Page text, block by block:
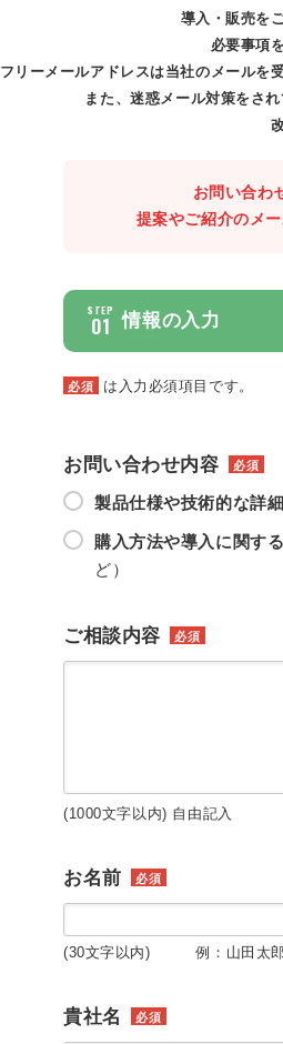
導入・販売を
必要事項
フリーメールアドレスは当社のメールを
また、迷惑メール対策をさ
お問い合わ
提案やご紹介のメ
STEP
01 情報の入力
必須 は入力必須項目です。
お問い合わせ内容 必須
製品仕様や技術的な詳
購入方法や導入に関す
ど）
ご相談内容 必須
(1000文字以内) 自由記入
お名前 必須
(30文字以内) 例：山田太郎
貴社名 必須